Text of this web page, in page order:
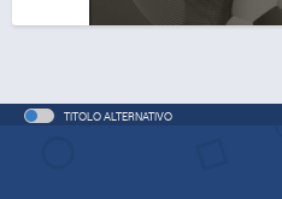
TITOLO ALTERNATIVO